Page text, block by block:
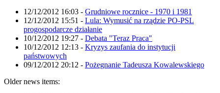
12/12/2012 16:03 - Grudniowe rocznice - 1970 i 1981
12/12/2012 15:51 - Lula: Wymusić na rządzie PO-PSL
progospodarcze działanie
10/12/2012 19:27 - Debata "Teraz Praca"
10/12/2012 12:13 - Kryzys zaufania do instytucji
państwowych
09/12/2012 20:12 - Pożegnanie Tadeusza Kowalewskiego
Older news items: